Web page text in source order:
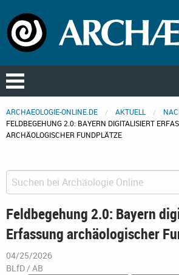
ARCHAEOLOGIE-ONLINE.DE AKTUELL
FELDBEGEHUNG 2.0: BAYERN DIGITALISIERT
ARCHÄOLOGISCHER FUNDPLÄTZE
Feldbegehung 2.0: Bayern
Erfassung archäologischer
04/25/2026
BLfD / AB